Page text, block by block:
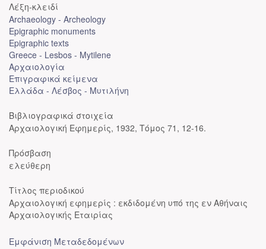
Λέξη-κλειδί
Archaeology - Archeology
Epigraphic monuments
Epigraphic texts
Greece - Lesbos - Mytilene
Αρχαιολογία
Επιγραφικά κείμενα
Ελλάδα - Λέσβος - Μυτιλήνη
Βιβλιογραφικά στοιχεία
Αρχαιολογική Εφημερίς, 1932, Τόμος 71, 12-16.
Πρόσβαση
ελεύθερη
Τίτλος περιοδικού
Αρχαιολογική εφημερίς : εκδιδομένη υπό της εν Αθήναις
Αρχαιολογικής Εταιρίας
Εμφάνιση Μεταδεδομένων